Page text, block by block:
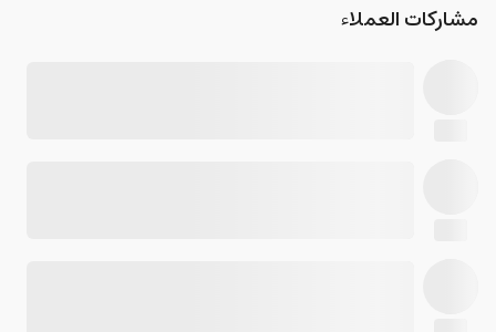
مشاركات العملاء